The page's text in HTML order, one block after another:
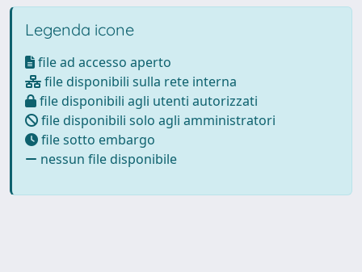
Legenda icone
file ad accesso aperto
file disponibili sulla rete interna
file disponibili agli utenti autorizzati
file disponibili solo agli amministratori
file sotto embargo
nessun file disponibile